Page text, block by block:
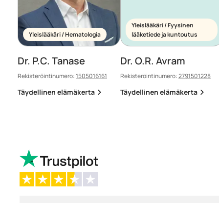
Yleislääkäri / Hematologia
Dr. P.C. Tanase
Rekisteröintinumero:1505016161
Täydellinen elämäkerta
Yleislääkäri / Fyysinen
lääketiede ja kuntoutus
Dr. O.R. Avram
Rekisteröintinumero:2791501228
Täydellinen elämäkerta